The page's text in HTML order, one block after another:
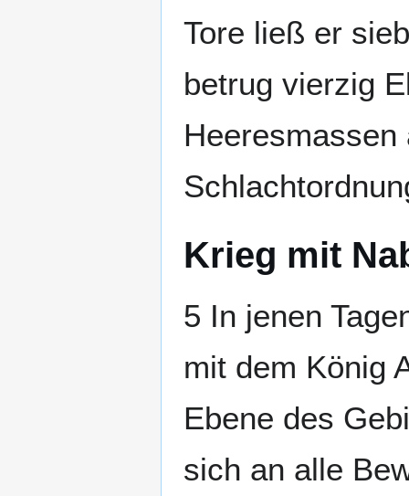
Tore ließ er
betrug vierzig
Krieg mit
5 In jenen
mit dem König
Ebene des
sich an alle